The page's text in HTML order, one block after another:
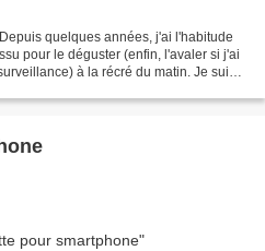
quelques années, j'ai l'habitude
pour le déguster (enfin, l'avaler si j'ai
à la récré du matin. Je suis